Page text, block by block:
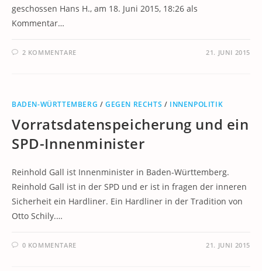
geschossen Hans H., am 18. Juni 2015, 18:26 als
Kommentar…
2 KOMMENTARE 21. JUNI 2015
BADEN-WÜRTTEMBERG /GEGEN RECHTS / INNENPOLITIK
Vorratsdatenspeicherung und ein
SPD-Innenminister
Reinhold Gall ist Innenminister in Baden-Württemberg.
Reinhold Gall ist in der SPD und er ist in fragen der inneren
Sicherheit ein Hardliner. Ein Hardliner in der Tradition von
Otto Schily.…
0 KOMMENTARE 21. JUNI 2015